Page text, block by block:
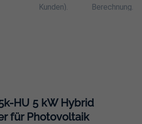
HU 5 kW Hybrid
für Photovoltaik